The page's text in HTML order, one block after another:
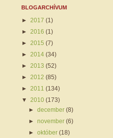
BLOGARCHÍVUM
► 2017 (1)
► 2016 (1)
► 2015 (7)
► 2014 (34)
► 2013 (52)
► 2012 (85)
► 2011 (134)
▼ 2010 (173)
►december(8)
►november(6)
►október(18)